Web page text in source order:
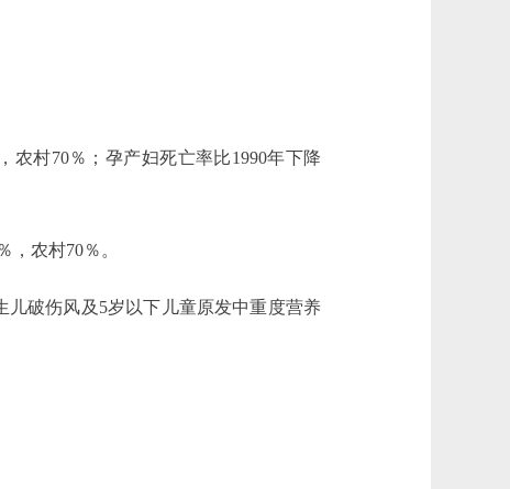
村70％；孕产妇死亡率比1990年下降
农村70％。
破伤风及5岁以下儿童原发中重度营养